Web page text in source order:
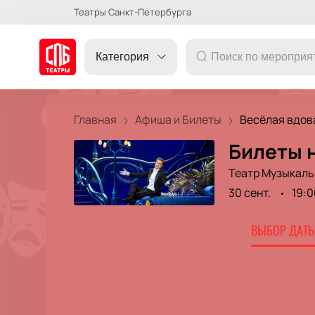
Театры Санкт-Петербурга
Категория
ДРУГОЕ
ТЕАТР
Главная Афиша и Билеты Весёлая
Билеты
Театр
30 сент.
ВЫБОР